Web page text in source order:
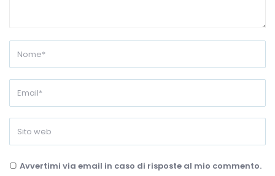
Avvertimi via email in caso di risposte al mio commento.